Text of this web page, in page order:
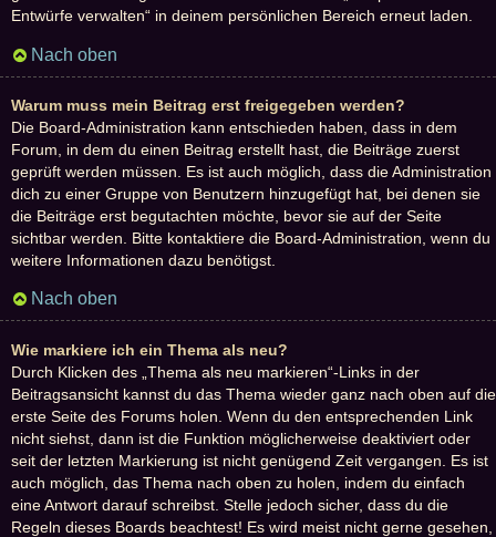
Entwürfe verwalten“ in deinem persönlichen Bereich erneut laden.
Nach oben
Warum muss mein Beitrag erst freigegeben werden?
Die Board-Administration kann entschieden haben, dass in dem
Forum, in dem du einen Beitrag erstellt hast, die Beiträge zuerst
geprüft werden müssen. Es ist auch möglich, dass die Administration
dich zu einer Gruppe von Benutzern hinzugefügt hat, bei denen sie
die Beiträge erst begutachten möchte, bevor sie auf der Seite
sichtbar werden. Bitte kontaktiere die Board-Administration, wenn du
weitere Informationen dazu benötigst.
Nach oben
Wie markiere ich ein Thema als neu?
Durch Klicken des „Thema als neu markieren“-Links in der
Beitragsansicht kannst du das Thema wieder ganz nach oben auf die
erste Seite des Forums holen. Wenn du den entsprechenden Link
nicht siehst, dann ist die Funktion möglicherweise deaktiviert oder
seit der letzten Markierung ist nicht genügend Zeit vergangen. Es ist
auch möglich, das Thema nach oben zu holen, indem du einfach
eine Antwort darauf schreibst. Stelle jedoch sicher, dass du die
Regeln dieses Boards beachtest! Es wird meist nicht gerne gesehen,